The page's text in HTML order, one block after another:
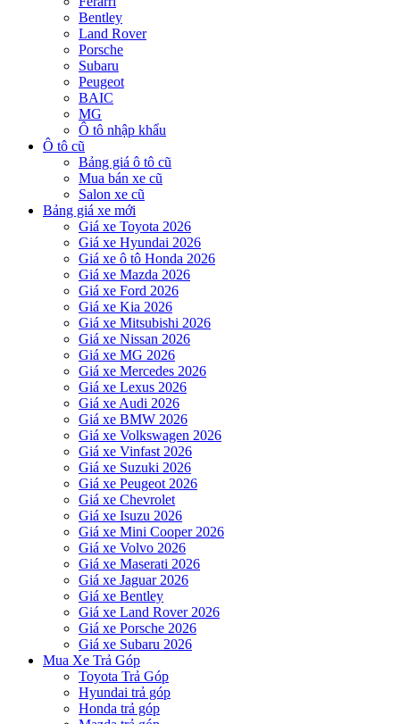
Bentley
Land Rover
Porsche
Subaru
Peugeot
BAIC
MG
Ô tô nhập khẩu
Ô tô cũ
Bảng giá ô tô cũ
Mua bán xe cũ
Salon xe cũ
Bảng giá xe mới
Giá xe Toyota 2026
Giá xe Hyundai 2026
Giá xe ô tô Honda 2026
Giá xe Mazda 2026
Giá xe Ford 2026
Giá xe Kia 2026
Giá xe Mitsubishi 2026
Giá xe Nissan 2026
Giá xe MG 2026
Giá xe Mercedes 2026
Giá xe Lexus 2026
Giá xe Audi 2026
Giá xe BMW 2026
Giá xe Volkswagen 2026
Giá xe Vinfast 2026
Giá xe Suzuki 2026
Giá xe Peugeot 2026
Giá xe Chevrolet
Giá xe Isuzu 2026
Giá xe Mini Cooper 2026
Giá xe Volvo 2026
Giá xe Maserati 2026
Giá xe Jaguar 2026
Giá xe Bentley
Giá xe Land Rover 2026
Giá xe Porsche 2026
Giá xe Subaru 2026
Mua Xe Trả Góp
Toyota Trả Góp
Hyundai trả góp
Honda trả góp